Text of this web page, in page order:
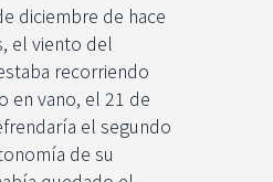
diciembre de hace
el viento del
recorriendo
en vano, el 21 de
el segundo
de su